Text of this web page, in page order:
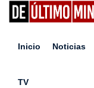
Inicio Noticias
TV